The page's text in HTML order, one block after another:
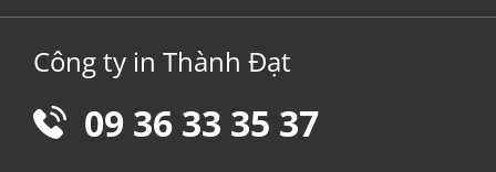
Công ty in Thành Đạt
09 36 33 35 37